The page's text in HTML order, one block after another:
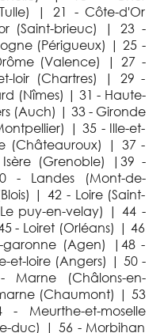
| 21 - Côte-d'Or
(Saint-brieuc) | 23 -
(Périgueux) | 25 -
(Valence) | 27 -
loir (Chartres) | 29 -
(Nîmes) | 31 - Haute-
(Auch) | 33 - Gironde
| 35 - Ille-et-
(Châteauroux) | 37 -
(Grenoble) |39 -
- Landes (Mont-de-
| 42 - Loire (Saint-
puy-en-velay) | 44 -
- Loiret (Orléans) | 46
garonne (Agen) |48 -
et-loire (Angers) | 50 -
(Châlons-en-
(Chaumont) | 53
et-moselle
duc) | 56 - Morbihan